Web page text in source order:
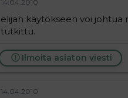
14.04.2010
elijah käytökseen voi johtua
tutkittu.
Ilmoita asiaton viesti
14.04.2010